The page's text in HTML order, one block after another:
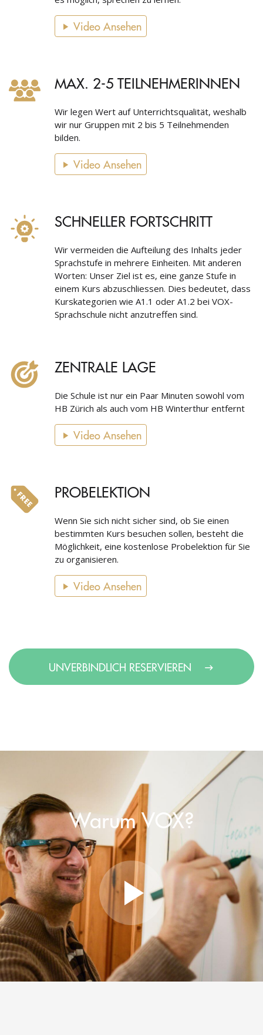
Video Ansehen
MAX. 2-5 TEILNEHMERINNEN
Wir legen Wert auf Unterrichtsqualität, weshalb
wir nur Gruppen mit 2 bis 5 Teilnehmenden
bilden.
Video Ansehen
SCHNELLER FORTSCHRITT
Wir vermeiden die Aufteilung des Inhalts jeder
Sprachstufe in mehrere Einheiten. Mit anderen
Worten: Unser Ziel ist es, eine ganze Stufe in
einem Kurs abzuschliessen. Dies bedeutet, dass
Kurskategorien wie A1.1 oder A1.2 bei VOX-
Sprachschule nicht anzutreffen sind.
ZENTRALE LAGE
Die Schule ist nur ein Paar Minuten sowohl vom
HB Zürich als auch vom HB Winterthur entfernt
Video Ansehen
PROBELEKTION
Wenn Sie sich nicht sicher sind, ob Sie einen
bestimmten Kurs besuchen sollen, besteht die
Möglichkeit, eine kostenlose Probelektion für Sie
zu organisieren.
Video Ansehen
UNVERBINDLICH RESERVIEREN
Warum VOX?